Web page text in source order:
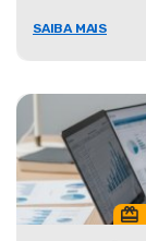
SAIBA MAIS